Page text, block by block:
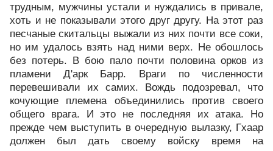
трудным, мужчины устали и нуждались в привале,
хоть и не показывали этого друг другу. На этот раз
песчаные скитальцы выжали из них почти все соки,
но им удалось взять над ними верх. Не обошлось
без потерь. В бою пало почти половина орков из
пламени Д'арк Барр. Враги по численности
перевешивали их самих. Вождь подозревал, что
кочующие племена объединились против своего
общего врага. И это не последняя их атака. Но
прежде чем выступить в очередную вылазку, Гхаар
должен был дать своему войску время на